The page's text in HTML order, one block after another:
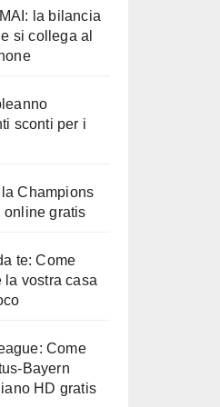
la bilancia
si collega al
sconti per i
Champions
online gratis
te: Come
la vostra casa
Come
Bayern
HD gratis